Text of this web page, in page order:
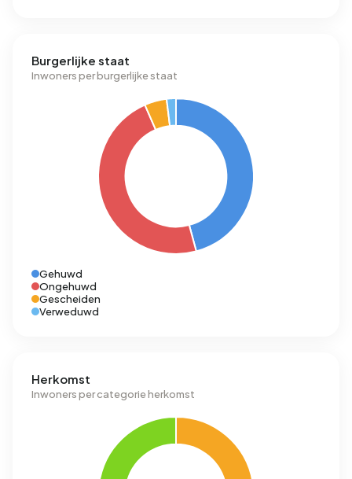
Burgerlijke staat
Inwoners per burgerlijke staat
Gehuwd
Ongehuwd
Gescheiden
Verweduwd
Herkomst
Inwoners per categorie herkomst